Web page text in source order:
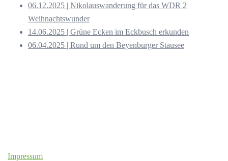
06.12.2025 | Nikolauswanderung für das WDR 2
Weihnachtswunder
14.06.2025 | Grüne Ecken im Eckbusch erkunden
06.04.2025 | Rund um den Beyenburger Stausee
Impressum